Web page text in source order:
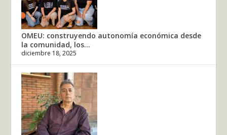
OMEU: construyendo autonomía económica desde
la comunidad, los...
diciembre 18, 2025